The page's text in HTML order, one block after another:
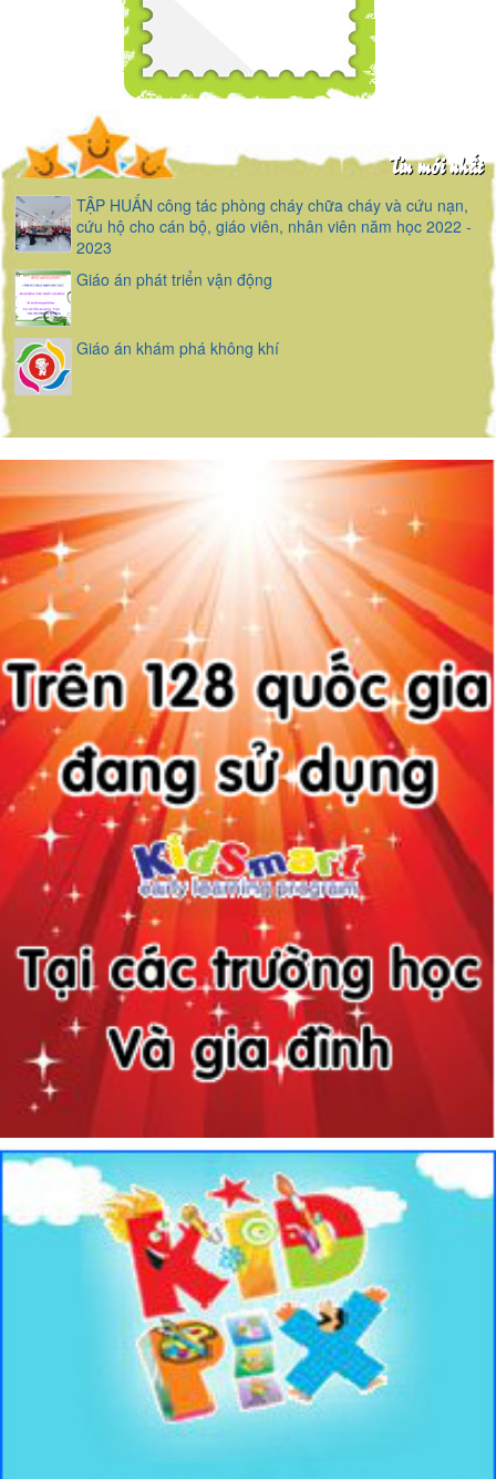
Tin mới nhất
TẬP HUẤN công tác phòng cháy chữa cháy và cứu nạn,
cứu hộ cho cán bộ, giáo viên, nhân viên năm học 2022 -
2023
Giáo án phát triển vận động
Giáo án khám phá không khí